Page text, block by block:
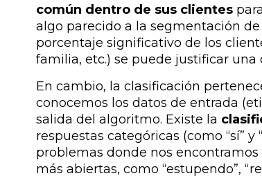
común dentro de sus clientes
algo parecido a la segmentación
porcentaje significativo de los
familia, etc.) se puede justificar
En cambio, la clasificación
conocemos los datos de entrada
salida del algoritmo. Existe la
respuestas categóricas (como “sí” y
problemas donde nos
más abiertas, como “estupendo”,